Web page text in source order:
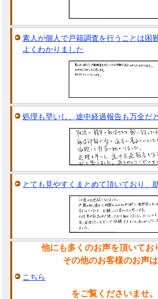
素人が個人で戸籍調査を行うことは困
よくわかりました
処理も早いし、途中経過報告も万全だ
とても見やすくまとめて頂いており、
他にも多くのお声を頂いてお
その他のお客様のお声は
こちら
をご覧くださいませ。